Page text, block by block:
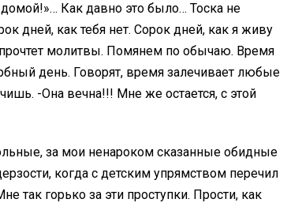
Как давно это было… Тоска не
дней, как тебя нет. Сорок дней, как я живу
молитвы. Помянем по обычаю. Время
день. Говорят, время залечивает любые
-Она вечна!!! Мне же остается, с этой
за мои ненароком сказанные обидные
когда с детским упрямством перечил
так горько за эти проступки. Прости, как